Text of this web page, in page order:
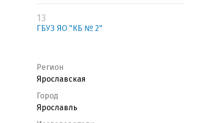
13
ГБУЗ ЯО "КБ № 2"
Регион
Ярославская
Город
Ярославль